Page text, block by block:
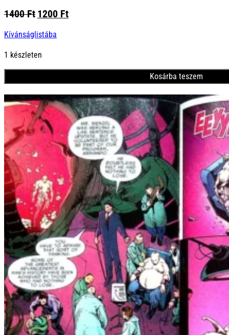
1400Ft Original
was:
1200 FtCurrent
Kívánságlistába
1 készleten
Kosárba teszem